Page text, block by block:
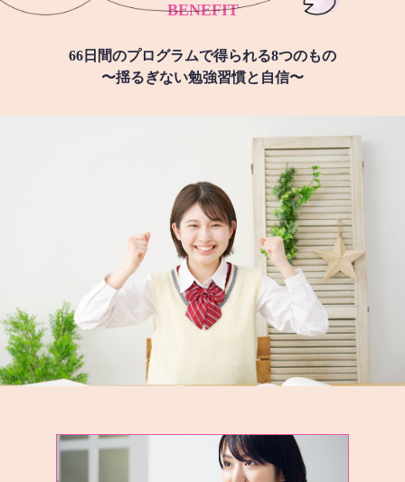
BENEFIT
66日間のプログラムで得られる8つのもの
〜揺るぎない勉強習慣と自信〜